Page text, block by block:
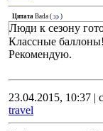
Цитата Bada ( )
Люди к сезону
Классные
Рекомендую.
23.04.2015, 10:37 |
travel